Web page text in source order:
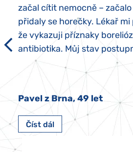
začal cítit nemocně –
přidaly se horečky. Lékař
že vykazuji příznaky
antibiotika. Můj stav
Pavel z Brna, 49 let
Číst dál